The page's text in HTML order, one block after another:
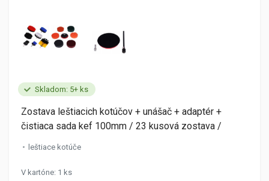
Skladom: 5+ ks
Zostava leštiacich kotúčov + unášač + adaptér +
čistiaca sada kef 100mm / 23 kusová zostava /
leštiace kotúče
V kartóne: 1 ks